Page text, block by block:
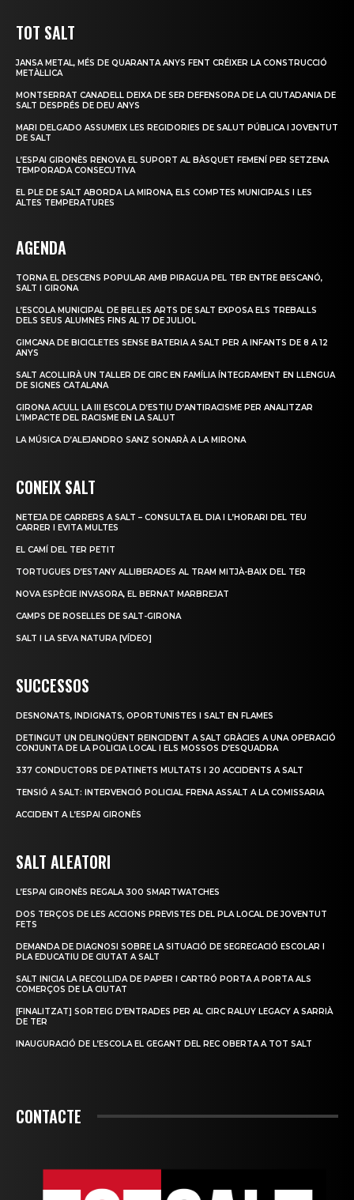
TOT SALT
JANSA METAL, MÉS DE QUARANTA ANYS FENT CRÉIXER LA CONSTRUCCIÓ
METÀL·LICA
MONTSERRAT CANADELL DEIXA DE SER DEFENSORA DE LA CIUTADANIA DE
SALT DESPRÉS DE DEU ANYS
MARI DELGADO ASSUMEIX LES REGIDORIES DE SALUT PÚBLICA I JOVENTUT
DE SALT
L’ESPAI GIRONÈS RENOVA EL SUPORT AL BÀSQUET FEMENÍ PER SETZENA
TEMPORADA CONSECUTIVA
EL PLE DE SALT ABORDA LA MIRONA, ELS COMPTES MUNICIPALS I LES
ALTES TEMPERATURES
AGENDA
TORNA EL DESCENS POPULAR AMB PIRAGUA PEL TER ENTRE BESCANÓ,
SALT I GIRONA
L’ESCOLA MUNICIPAL DE BELLES ARTS DE SALT EXPOSA ELS TREBALLS
DELS SEUS ALUMNES FINS AL 17 DE JULIOL
GIMCANA DE BICICLETES SENSE BATERIA A SALT PER A INFANTS DE 8 A 12
ANYS
SALT ACOLLIRÀ UN TALLER DE CIRC EN FAMÍLIA ÍNTEGRAMENT EN LLENGUA
DE SIGNES CATALANA
GIRONA ACULL LA III ESCOLA D’ESTIU D’ANTIRACISME PER ANALITZAR
L’IMPACTE DEL RACISME EN LA SALUT
LA MÚSICA D’ALEJANDRO SANZ SONARÀ A LA MIRONA
CONEIX SALT
NETEJA DE CARRERS A SALT – CONSULTA EL DIA I L’HORARI DEL TEU
CARRER I EVITA MULTES
EL CAMÍ DEL TER PETIT
TORTUGUES D’ESTANY ALLIBERADES AL TRAM MITJÀ-BAIX DEL TER
NOVA ESPÈCIE INVASORA, EL BERNAT MARBREJAT
CAMPS DE ROSELLES DE SALT-GIRONA
SALT I LA SEVA NATURA [VÍDEO]
SUCCESSOS
DESNONATS, INDIGNATS, OPORTUNISTES I SALT EN FLAMES
DETINGUT UN DELINQÜENT REINCIDENT A SALT GRÀCIES A UNA OPERACIÓ
CONJUNTA DE LA POLICIA LOCAL I ELS MOSSOS D’ESQUADRA
337 CONDUCTORS DE PATINETS MULTATS I 20 ACCIDENTS A SALT
TENSIÓ A SALT: INTERVENCIÓ POLICIAL FRENA ASSALT A LA COMISSARIA
ACCIDENT A L’ESPAI GIRONÈS
SALT ALEATORI
L’ESPAI GIRONÈS REGALA 300 SMARTWATCHES
DOS TERÇOS DE LES ACCIONS PREVISTES DEL PLA LOCAL DE JOVENTUT
FETS
DEMANDA DE DIAGNOSI SOBRE LA SITUACIÓ DE SEGREGACIÓ ESCOLAR I
PLA EDUCATIU DE CIUTAT A SALT
SALT INICIA LA RECOLLIDA DE PAPER I CARTRÓ PORTA A PORTA ALS
COMERÇOS DE LA CIUTAT
[FINALITZAT] SORTEIG D’ENTRADES PER AL CIRC RALUY LEGACY A SARRIÀ
DE TER
INAUGURACIÓ DE L’ESCOLA EL GEGANT DEL REC OBERTA A TOT SALT
CONTACTE